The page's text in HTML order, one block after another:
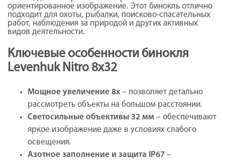
ориентированное изображение. Этот бинокль отлично
подходит для охоты, рыбалки, поисково-спасательных
работ, наблюдения за природой и других активных
видов деятельности.
Ключевые особенности бинокля
Levenhuk Nitro 8x32
Мощное увеличение 8x – позволяет детально
рассмотреть объекты на большом расстоянии.
Светосильные объективы 32 мм – обеспечивают
яркое изображение даже в условиях слабого
освещения.
Азотное заполнение и защита IP67 –